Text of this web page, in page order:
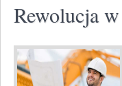
Rewolucja